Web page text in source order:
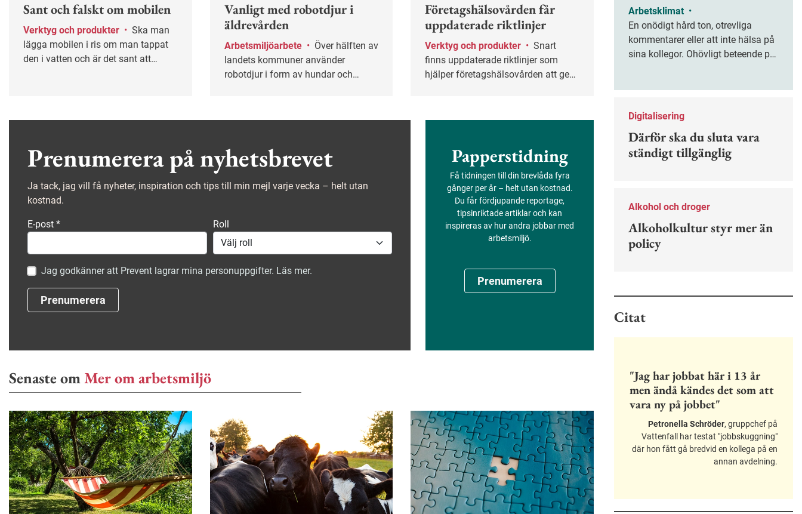
Sant och falskt om mobilen
Verktyg och produkter •
lägga mobilen i ris om man tappat
den i vatten och är det sant att
Vanligt med robotdjur i
äldrevården
Arbetsmiljöarbete •
landets kommuner använder
robotdjur i form av hundar och
sällskapsrobotar tas emot av
personalens arbetsvardag.
Företagshälsovården får
uppdaterade riktlinjer
Verktyg och produkter • Snart
finns uppdaterade riktlinjer som
hjälper företagshälsovården att ge
Prenumerera på nyhetsbrevet
Ja tack, jag vill få nyheter, inspiration och tips till min mejl varje vecka – helt utan
kostnad.
E-post * Roll
Jag godkänner att Prevent lagrar mina personuppgifter. Läs mer.
Prenumerera
Papperstidning
Få tidningen till din brevlåda fyra
gånger per år – helt utan kostnad.
Du får fördjupande reportage,
tipsinriktade artiklar och kan
inspireras av hur andra jobbar med
arbetsmiljö.
Prenumerera
Senaste omMer om arbetsmiljö
Arbetsklimat •
En onödigt hård ton, otrevliga
kommentarer eller att inte hälsa på
sina kollegor. Ohövligt beteende på
förebygga ohövligt beteende på
Digitalisering
Därför ska du sluta vara
ständigt tillgänglig
Alkohol och droger
Alkoholkultur styr mer än
policy
Citat
"Jag har jobbat här i 13 år
men ändå kändes det som att
vara ny på jobbet"
Petronella Schröder, gruppchef på
Vattenfall har testat "jobbskuggning"
där hon fått gå bredvid en kollega på en
annan avdelning.